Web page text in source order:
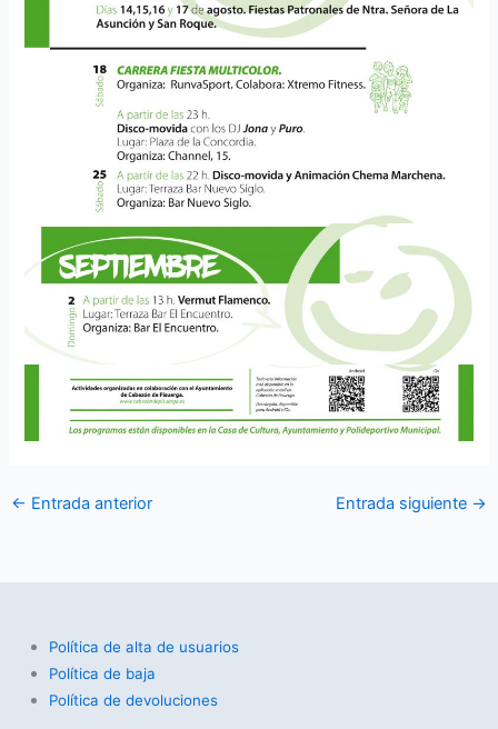
← Entrada anterior Entrada siguiente →
Política de alta de usuarios
Política de baja
Política de devoluciones